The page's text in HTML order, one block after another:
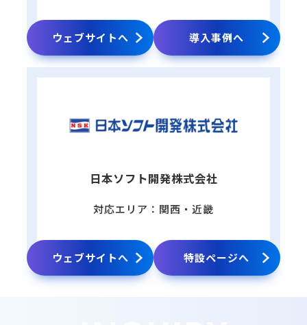
ウェブサイトへ 導入事例へ
日本ソフト開発株式会社
対応エリア：関西・近畿
ウェブサイトへ 特設ページへ